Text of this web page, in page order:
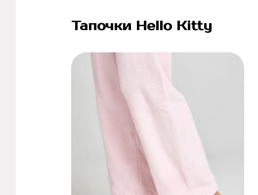
Тапочки Hello Kitty